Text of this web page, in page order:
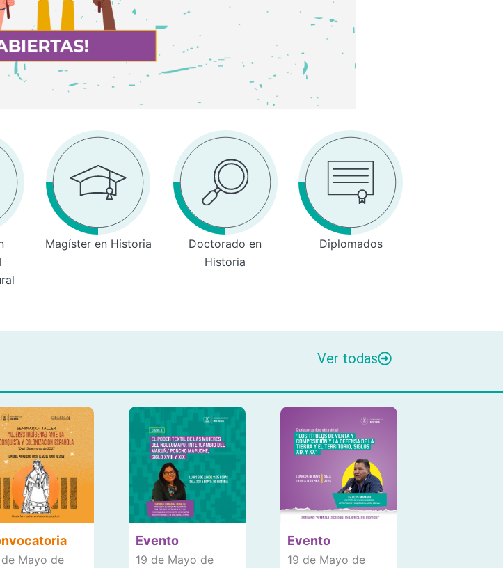
Magíster en Historia
Doctorado en
Historia
Diplomados
Ver todas
Mayo de
Evento
19 de Mayo de
Evento
19 de Mayo de